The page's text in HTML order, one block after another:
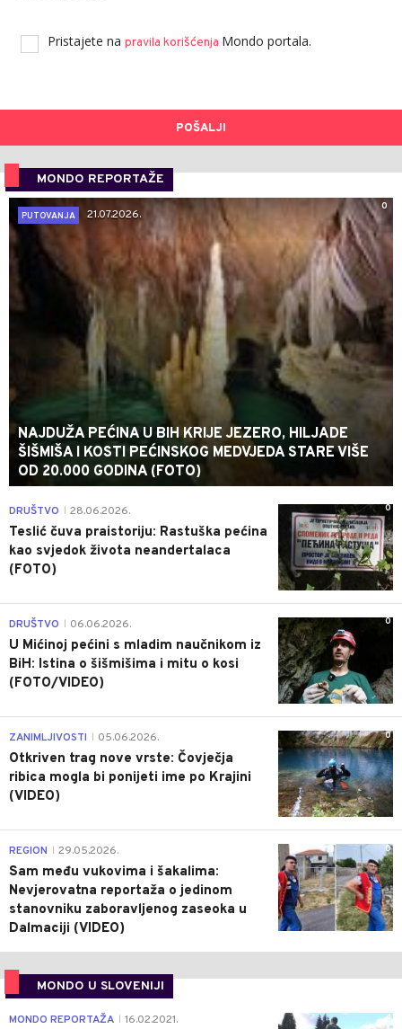
Pristajete na pravila korišćenja Mondo portala.
POŠALJI
MONDO REPORTAŽE
0
PUTOVANJA
21.07.2026.
NAJDUŽA PEĆINA U BIH KRIJE JEZERO, HILJADE
ŠIŠMIŠA I KOSTI PEĆINSKOG MEDVJEDA STARE VIŠE
OD 20.000 GODINA (FOTO)
0
DRUŠTVO 28.06.2026.
Teslić čuva praistoriju: Rastuška pećina
kao svjedok života neandertalaca
(FOTO)
0
DRUŠTVO 06.06.2026.
U Mićinoj pećini s mladim naučnikom iz
BiH: Istina o šišmišima i mitu o kosi
(FOTO/VIDEO)
0
ZANIMLJIVOSTI 05.06.2026.
Otkriven trag nove vrste: Čovječja
ribica mogla bi ponijeti ime po Krajini
(VIDEO)
0
REGION 29.05.2026.
Sam među vukovima i šakalima:
Nevjerovatna reportaža o jedinom
stanovniku zaboravljenog zaseoka u
Dalmaciji (VIDEO)
MONDO U SLOVENIJI
4
MONDO REPORTAŽA 16.02.2021.